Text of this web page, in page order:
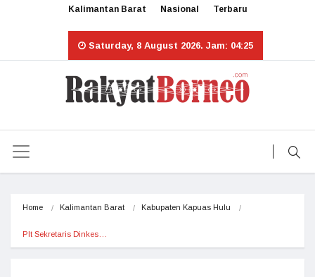
Kalimantan Barat Nasional Terbaru
Saturday, 8 August 2026. Jam: 04:25
Home Kalimantan Barat Kabupaten Kapuas Hulu
Plt Sekretaris Dinkes…